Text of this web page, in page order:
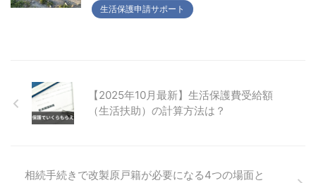
生活保護申請サポート
【2025年10月最新】生活保護費受給額
（生活扶助）の計算方法は？
相続手続きで改製原戸籍が必要になる4つの場面と